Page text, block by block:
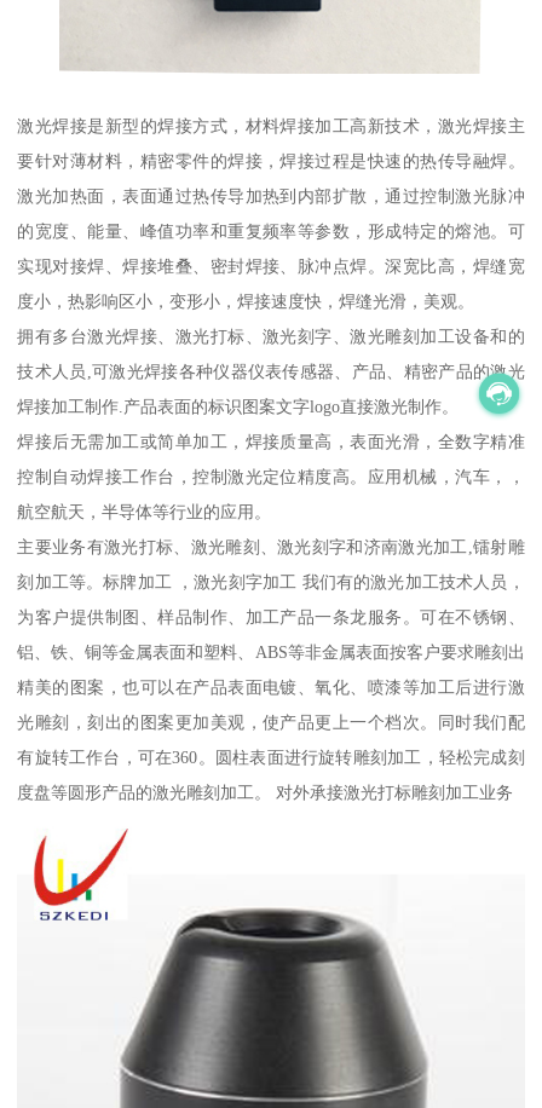
激光焊接是新型的焊接方式，材料焊接加工高新技术，激光焊接主
要针对薄材料，精密零件的焊接，焊接过程是快速的热传导融焊。
激光加热面，表面通过热传导加热到内部扩散，通过控制激光脉冲
的宽度、能量、峰值功率和重复频率等参数，形成特定的熔池。可
实现对接焊、焊接堆叠、密封焊接、脉冲点焊。深宽比高，焊缝宽
度小，热影响区小，变形小，焊接速度快，焊缝光滑，美观。
拥有多台激光焊接、激光打标、激光刻字、激光雕刻加工设备和的
技术人员,可激光焊接各种仪器仪表传感器、产品、精密产品的激光
焊接加工制作.产品表面的标识图案文字logo直接激光制作。
焊接后无需加工或简单加工，焊接质量高，表面光滑，全数字精准
控制自动焊接工作台，控制激光定位精度高。应用机械，汽车，，
航空航天，半导体等行业的应用。
主要业务有激光打标、激光雕刻、激光刻字和济南激光加工,镭射雕
刻加工等。标牌加工 ，激光刻字加工 我们有的激光加工技术人员，
为客户提供制图、样品制作、加工产品一条龙服务。可在不锈钢、
铝、铁、铜等金属表面和塑料、ABS等非金属表面按客户要求雕刻出
精美的图案，也可以在产品表面电镀、氧化、喷漆等加工后进行激
光雕刻，刻出的图案更加美观，使产品更上一个档次。同时我们配
有旋转工作台，可在360。圆柱表面进行旋转雕刻加工，轻松完成刻
度盘等圆形产品的激光雕刻加工。 对外承接激光打标雕刻加工业务